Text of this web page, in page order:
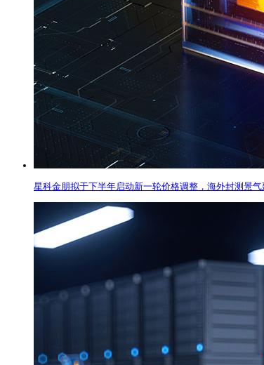
星科金朋拟于下半年启动新一轮价格调整，海外封测景气